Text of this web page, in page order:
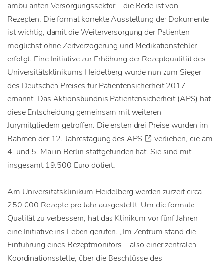
ambulanten Versorgungssektor – die Rede ist von
Rezepten. Die formal korrekte Ausstellung der Dokumente
ist wichtig, damit die Weiterversorgung der Patienten
möglichst ohne Zeitverzögerung und Medikationsfehler
erfolgt. Eine Initiative zur Erhöhung der Rezeptqualität des
Universitätsklinikums Heidelberg wurde nun zum Sieger
des Deutschen Preises für Patientensicherheit 2017
ernannt. Das Aktionsbündnis Patientensicherheit (APS) hat
diese Entscheidung gemeinsam mit weiteren
Jurymitgliedern getroffen. Die ersten drei Preise wurden im
Rahmen der 12. Jahrestagung des APS
verliehen, die am
4. und 5. Mai in Berlin stattgefunden hat. Sie sind mit
insgesamt 19.500 Euro dotiert.
Am Universitätsklinikum Heidelberg werden zurzeit circa
250 000 Rezepte pro Jahr ausgestellt. Um die formale
Qualität zu verbessern, hat das Klinikum vor fünf Jahren
eine Initiative ins Leben gerufen. „Im Zentrum stand die
Einführung eines Rezeptmonitors – also einer zentralen
Koordinationsstelle, über die Beschlüsse des